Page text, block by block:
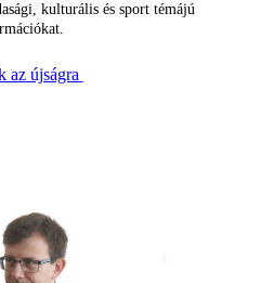
kulturális és sport témájú
az újságra